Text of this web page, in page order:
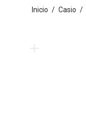
Inicio / Casio /